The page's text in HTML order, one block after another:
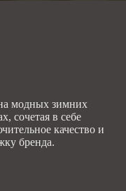
модных зимних
сочетая в себе
качество и
бренда.